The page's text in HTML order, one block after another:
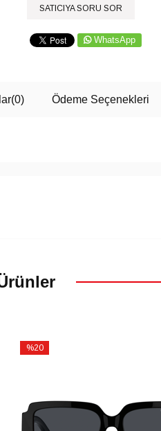
SATICIYA SORU SOR
WhatsApp
(0) Ödeme Seçenekleri
%20